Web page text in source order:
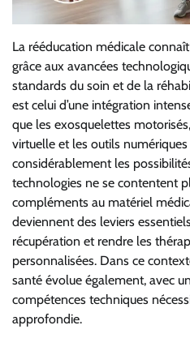
La rééducation médicale
grâce aux avancées
standards du soin et de la
est celui d’une intégration
que les exosquelettes
virtuelle et les outils
considérablement les
technologies ne se contentent
compléments au matériel
deviennent des leviers
récupération et rendre les
personnalisées. Dans ce
santé évolue également, avec
compétences techniques
approfondie.